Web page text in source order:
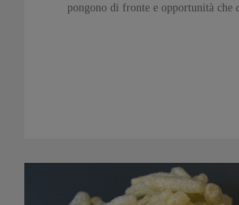
pongono di fronte e opportunità che